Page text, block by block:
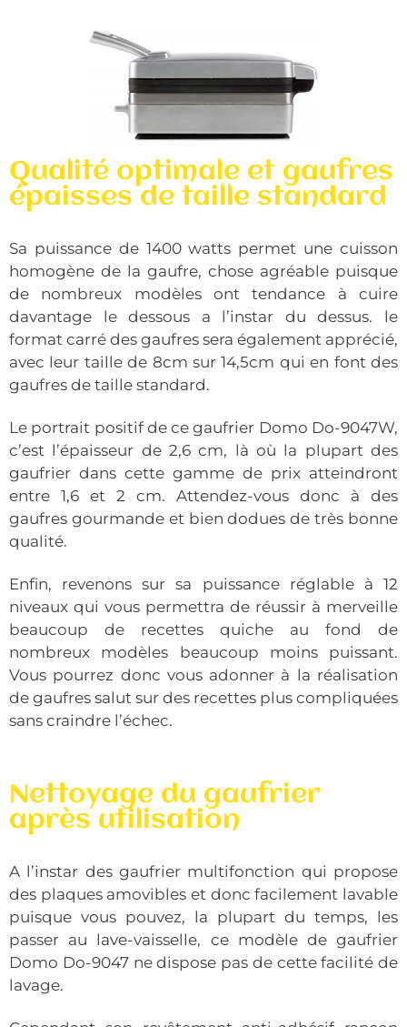
Qualité optimale et gaufres
épaisses de taille standard
Sa puissance de 1400 watts permet une cuisson
homogène de la gaufre, chose agréable puisque
de nombreux modèles ont tendance à cuire
davantage le dessous a l’instar du dessus. le
format carré des gaufres sera également apprécié,
avec leur taille de 8cm sur 14,5cm qui en font des
gaufres de taille standard.
Le portrait positif de ce gaufrier Domo Do-9047W,
c’est l’épaisseur de 2,6 cm, là où la plupart des
gaufrier dans cette gamme de prix atteindront
entre 1,6 et 2 cm. Attendez-vous donc à des
gaufres gourmande et bien dodues de très bonne
qualité.
Enfin, revenons sur sa puissance réglable à 12
niveaux qui vous permettra de réussir à merveille
beaucoup de recettes quiche au fond de
nombreux modèles beaucoup moins puissant.
Vous pourrez donc vous adonner à la réalisation
de gaufres salut sur des recettes plus compliquées
sans craindre l’échec.
Nettoyage du gaufrier
après utilisation
A l’instar des gaufrier multifonction qui propose
des plaques amovibles et donc facilement lavable
puisque vous pouvez, la plupart du temps, les
passer au lave-vaisselle, ce modèle de gaufrier
Domo Do-9047 ne dispose pas de cette facilité de
lavage.